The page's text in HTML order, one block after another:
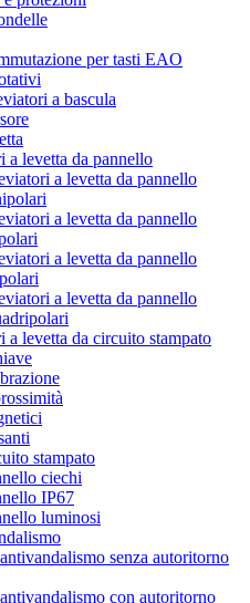
per tasti EAO
a bascula
a levetta da pannello
a levetta da pannello
a levetta da pannello
a levetta da pannello
a levetta da pannello
a levetta da circuito stampato
stampato
ciechi
IP67
luminosi
senza autoritorno
con autoritorno